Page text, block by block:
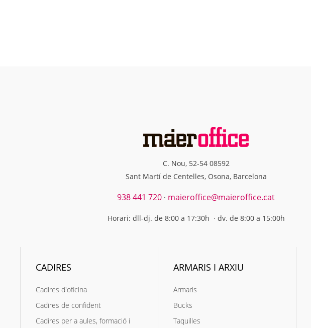
C. Nou, 52-54 08592
Sant Martí de Centelles, Osona, Barcelona
938 441 720 · maieroffice@maieroffice.cat
Horari: dll-dj. de 8:00 a 17:30h · dv. de 8:00 a 15:00h
CADIRES
Cadires d'oficina
Cadires de confident
Cadires per a aules, formació i
ARMARIS I ARXIU
Armaris
Bucks
Taquilles